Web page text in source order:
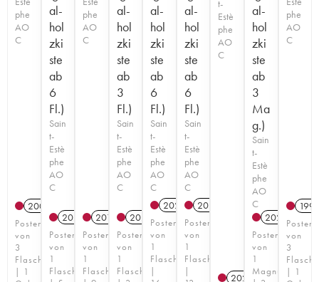
phe
AO
C
2008
Posten
von
3
Flaschen
| 1
al-
hol
zki
ste
ab
6
Fl.)
Sain
t-
Estè
phe
AO
C
2023 T
Posten
von
1
Flasche
phe
AO
C
2019
Posten
von
1
Flasche
al-
hol
zki
ste
ab
3
Fl.)
Sain
t-
Estè
phe
AO
C
2023
Posten
von
1
Flasche
al-
hol
zki
ste
ab
6
Fl.)
Sain
t-
Estè
phe
AO
C
2020 T
Posten
von
1
Flasche
|
al-
hol
zki
ste
ab
6
Fl.)
Sain
t-
Estè
phe
AO
C
2021
Posten
von
1
Flasche
|
t-
Estè
phe
AO
C
2025 T
al-
hol
zki
ste
ab
3
Ma
g.)
Sain
t-
Estè
phe
AO
C
2023
T
Posten
von
1
Magnum
phe
AO
C
1997
Posten
von
3
| 1